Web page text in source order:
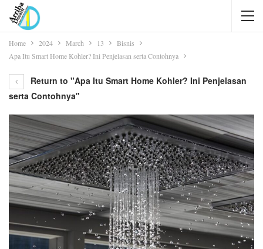
Home 2024 March 13
Bisnis
Apa Itu Smart Home Kohler? Ini Penjelasan serta Contohnya
Return to "Apa Itu Smart Home Kohler? Ini Penjelasan
serta Contohnya"